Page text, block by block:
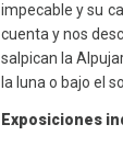
impecable y su
cuenta y nos
salpican la
la luna o bajo el
Exposiciones